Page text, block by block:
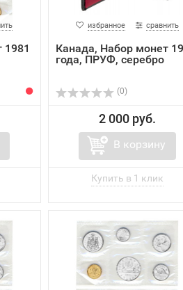
1981
избранное сравнить
Канада, Набор монет
года, ПРУФ, серебро
(0)
2 000 руб.
В корзину